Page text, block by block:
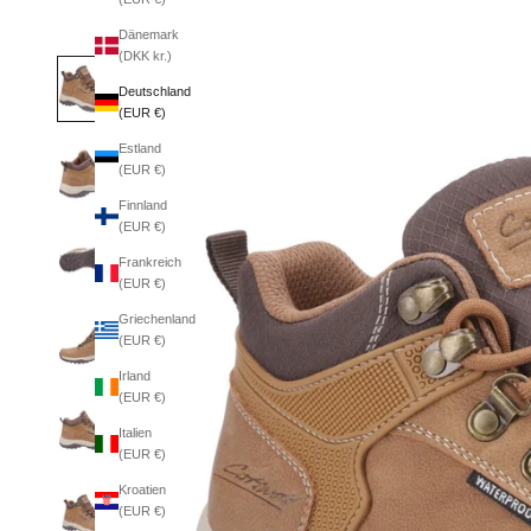
Dänemark
(DKK kr.)
Deutschland
(EUR €)
Estland
(EUR €)
Finnland
(EUR €)
Frankreich
(EUR €)
Griechenland
(EUR €)
Irland
(EUR €)
Italien
(EUR €)
Kroatien
(EUR €)